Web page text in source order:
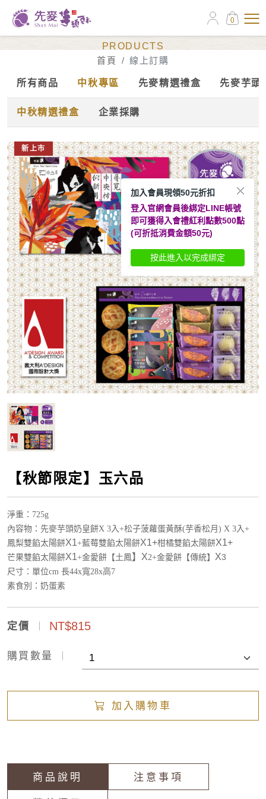
0
PRODUCTS
首頁
線上訂購
所有商品 中秋專區 先麥精選禮盒 先麥芋頭
中秋精選禮盒 企業採購
新上市
【秋節限定】玉六品
淨重 ：725g
內容物：先麥芋頭奶皇餅X 3入+松子菠蘿蛋黃酥(芋香松月) X 3入+
鳳梨雙餡太陽餅X1+藍莓雙餡太陽餅X1+柑橘雙餡太陽餅X1+
芒果雙餡太陽餅X1+金愛餅【土鳳】 X2+金愛餅【傳統】 X3
尺寸：單位cm 長44x寬28x高7
素食別：奶蛋素
定價 NT$815
購買數量
加入購物車
商品說明 注意事項
加入會員現領50元折扣
登入官網會員後綁定LINE帳號
即可獲得入會禮紅利點數500點
(可折抵消費金額50元)
按此進入以完成綁定